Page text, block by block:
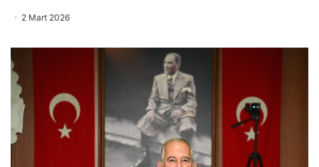
2 Mart 2026